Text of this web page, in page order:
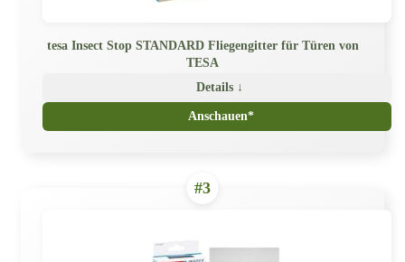
tesa Insect Stop STANDARD Fliegengitter für Türen von
TESA
Details ↓
Anschauen*
#3